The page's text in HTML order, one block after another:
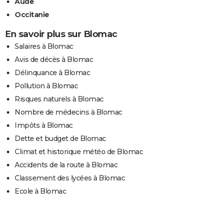
Occitanie
En savoir plus sur Blomac
Salaires à Blomac
Avis de décès à Blomac
Délinquance à Blomac
Pollution à Blomac
Risques naturels à Blomac
Nombre de médecins à Blomac
Impôts à Blomac
Dette et budget de Blomac
Climat et historique météo de Blomac
Accidents de la route à Blomac
Classement des lycées à Blomac
Ecole à Blomac